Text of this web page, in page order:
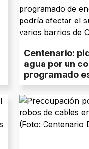
Centenario:
agua por un
programado